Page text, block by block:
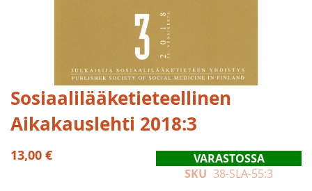
Skip
to
the
of
Sosiaalilääketieteellinen
Aikakauslehti 2018:3
13,00 €
VARASTOSSA
SKU 38-SLA-55:3